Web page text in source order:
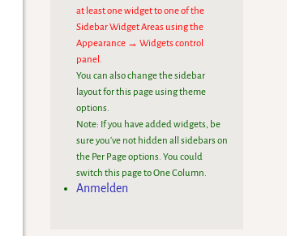
at least one widget to one of the
Sidebar Widget Areas using the
Appearance → Widgets control
panel.
You can also change the sidebar
layout for this page using theme
options.
Note: If you have added widgets, be
sure you've not hidden all sidebars on
the Per Page options. You could
switch this page to One Column.
Anmelden